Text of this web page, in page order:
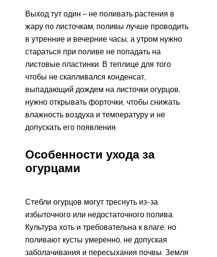
Выход тут один – не поливать растения в
жару по листочкам, поливы лучше проводить
в утренние и вечерние часы, а утром нужно
стараться при поливе не попадать на
листовые пластинки. В теплице для того
чтобы не скапливался конденсат,
выпадающий дождем на листочки огурцов,
нужно открывать форточки, чтобы снижать
влажность воздуха и температуру и не
допускать его появления.
Особенности ухода за
огурцами
Стебли огурцов могут треснуть из-за
избыточного или недостаточного полива.
Культура хоть и требовательна к влаге, но
поливают кусты умеренно, не допуская
заболачивания и пересыхания почвы. Земля